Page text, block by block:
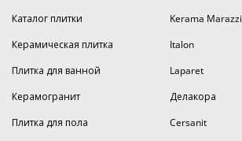
Каталог плитки
Керамическая плитка
Плитка для ванной
Керамогранит
Плитка для пола
Kerama Marazzi
Italon
Laparet
Делакора
Cersanit